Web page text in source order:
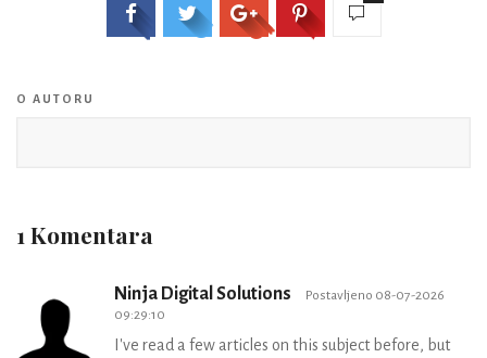
O AUTORU
1 Komentara
Ninja Digital Solutions
Postavljeno 08-07-2026
09:29:10
I've read a few articles on this subject before, but